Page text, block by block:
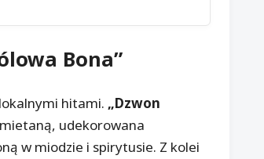
Bona”
hitami. „Dzwon
udekorowana
w miodzie i spirytusie. Z kolei